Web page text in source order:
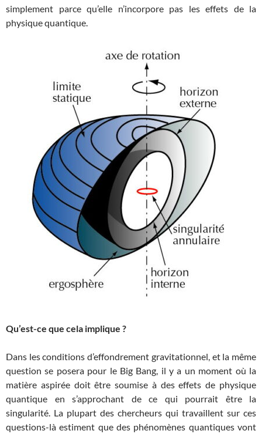
simplement parce qu’elle n’incorpore pas les effets de la
physique quantique.
Qu’est-ce que cela implique ?
Dans les conditions d’effondrement gravitationnel, et la même
question se posera pour le Big Bang, il y a un moment où la
matière aspirée doit être soumise à des effets de physique
quantique en s’approchant de ce qui pourrait être la
singularité. La plupart des chercheurs qui travaillent sur ces
questions-là estiment que des phénomènes quantiques vont